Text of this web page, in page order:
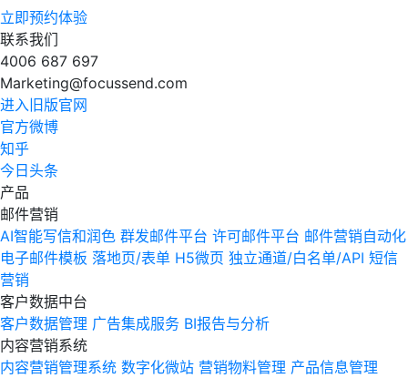
立即预约体验
联系我们
4006 687 697
Marketing@focussend.com
进入旧版官网
官方微博
知乎
今日头条
产品
邮件营销
AI智能写信和润色 群发邮件平台 许可邮件平台 邮件营销自动化
电子邮件模板 落地页/表单 H5微页 独立通道/白名单/API 短信
营销
客户数据中台
客户数据管理 广告集成服务 BI报告与分析
内容营销系统
内容营销管理系统 数字化微站 营销物料管理 产品信息管理